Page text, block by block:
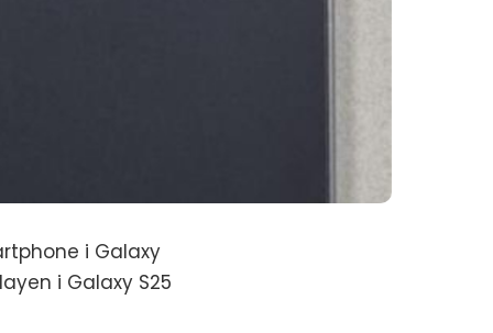
i Galaxy
i Galaxy S25